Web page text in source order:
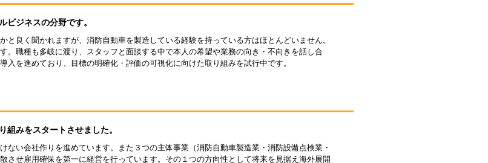
ビジネスの分野です。
と良く聞かれますが、消防自動車を製造している経験を持っている方はほとんどいません。
。職種も多岐に渡り、スタッフと面談する中で本人の希望や業務の向き・不向きを話し合
入を進めており、目標の明確化・評価の可視化に向けた取り組みを試行中です。
組みをスタートさせました。
ない会社作りを進めています。また３つの主体事業（消防自動車製造業・消防設備点検業・
させ雇用確保を第一に経営を行っています。その１つの方向性として将来を見据え海外展開